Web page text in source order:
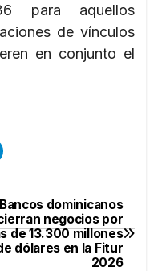
para aquellos
de vínculos
en conjunto el
Bancos dominicanos
negocios por
de 13.300 millones
dólares en la Fitur
2026